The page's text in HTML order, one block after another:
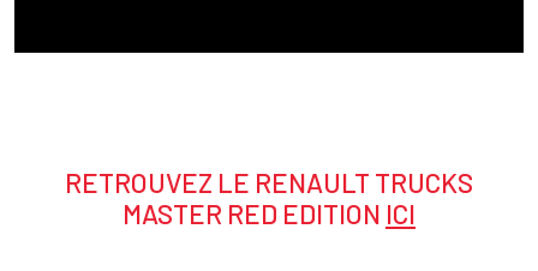
TexteRETROUVEZ LE RENAULT TRUCKS
MASTER RED EDITION ICI